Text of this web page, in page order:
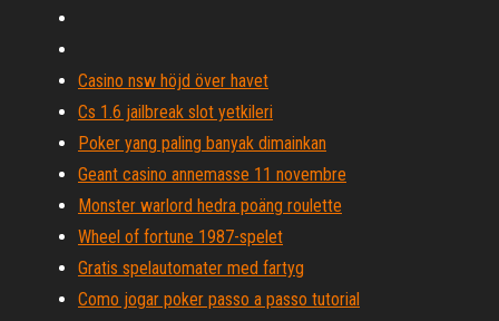
Casino nsw höjd över havet
Cs 1.6 jailbreak slot yetkileri
Poker yang paling banyak dimainkan
Geant casino annemasse 11 novembre
Monster warlord hedra poäng roulette
Wheel of fortune 1987-spelet
Gratis spelautomater med fartyg
Como jogar poker passo a passo tutorial